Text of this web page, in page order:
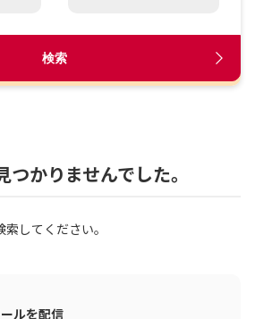
検索
かりませんでした。
してください。
ルを配信